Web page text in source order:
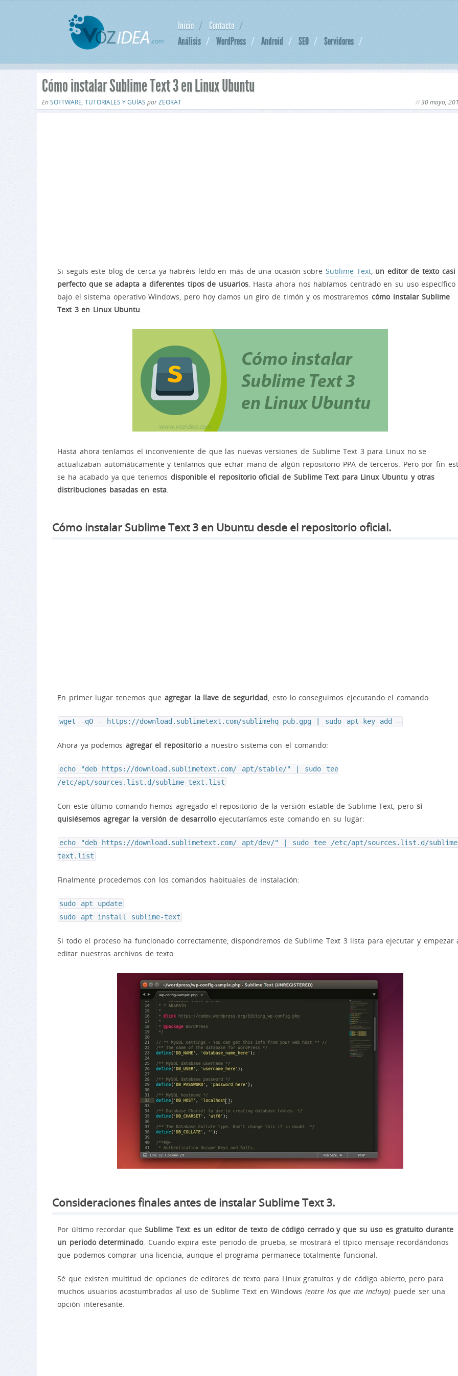
Inicio
Contacto
Análisis
WordPress Android SEO Servidores
Cómo instalar Sublime Text 3 en Linux Ubuntu
EnSOFTWARE, TUTORIALES Y GUÍAS porZEOKAT 30 mayo,
Si seguís este blog de cerca ya habréis leído en más de una ocasión sobre Sublime Text, un editor de texto casi
perfecto que se adapta a diferentes tipos de usuarios. Hasta ahora nos habíamos centrado en su uso específico
bajo el sistema operativo Windows, pero hoy damos un giro de timón y os mostraremos cómo instalar Sublime
Text 3 en Linux Ubuntu
Hasta ahora teníamos el inconveniente de que las nuevas versiones de Sublime Text 3 para Linux no se
actualizaban automáticamente y teníamos que echar mano de algún repositorio PPA de terceros. Pero por fin
se ha acabado ya que tenemos disponible el repositorio oficial de Sublime Text para Linux Ubuntu y otras
distribuciones basadas en esta.
Cómo instalar Sublime Text 3 en Ubuntu desde el repositorio oficial.
En primer lugar tenemos que agregar la llave de seguridad , esto lo conseguimos ejecutando el comando:
wget -qO - https://download.sublimetext.com/sublimehq-pub.gpg | sudo apt-key add –
Ahora ya podemos agregar el repositorioa nuestro sistema con el comando:
echo "deb https://download.sublimetext.com/ apt/stable/" | sudo tee
/etc/apt/sources.list.d/sublime-text.list
Con este último comando hemos agregado el repositorio de la versión estable de Sublime Text, pero si
quisiésemos agregar la versión de desarrolloejecutaríamos este comando en su lugar:
echo "deb https://download.sublimetext.com/ apt/dev/" | sudo tee /etc/apt/sources.list.d/
text.list
Finalmente procedemos con los comandos habituales de instalación:
sudo apt update
sudo apt install sublime-text
Si todo el proceso ha funcionado correctamente, dispondremos de Sublime Text 3 lista para ejecutar y empezar
editar nuestros archivos de texto.
Consideraciones finales antes de instalar Sublime Text 3.
Por último recordar queSublime Text es un editor de texto de código cerrado y que su uso es gratuito durante
un periodo determinado. Cuando expira este periodo de prueba, se mostrará el típico mensaje recordándonos
que podemos comprar una licencia, aunque el programa permanece totalmente funcional.
Sé que existen multitud de opciones de editores de texto para Linux gratuitos y de código abierto, pero para
muchos usuarios acostumbrados al uso de Sublime Text en Windows(entre los que me incluyo) puede ser una
opción interesante.